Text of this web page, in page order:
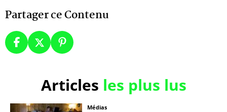
Partager ce Contenu
Articles les plus lus
Médias